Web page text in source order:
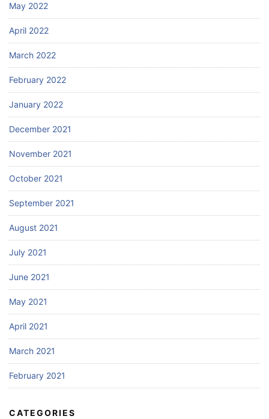
May 2022
April 2022
March 2022
February 2022
January 2022
December 2021
November 2021
October 2021
September 2021
August 2021
July 2021
June 2021
May 2021
April 2021
March 2021
February 2021
CATEGORIES